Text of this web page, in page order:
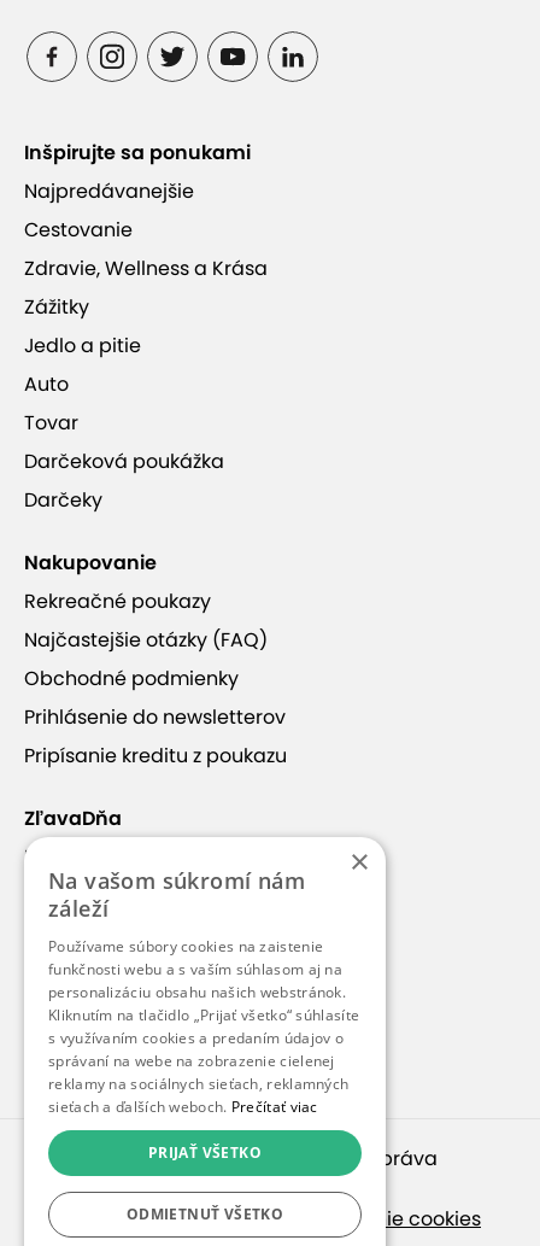
Inšpirujte sa ponukami
Najpredávanejšie
Cestovanie
Zdravie, Wellness a Krása
Zážitky
Jedlo a pitie
Auto
Tovar
Darčeková poukážka
Darčeky
Nakupovanie
Rekreačné poukazy
Najčastejšie otázky (FAQ)
Obchodné podmienky
Prihlásenie do newsletterov
Pripísanie kreditu z poukazu
ZľavaDňa
Náš príbeh
Kontakt
Kariéra
Blog
Pre médiá
Pre partnerov
© 2010 – 2026inspirago s. r. o.
. Všetky práva
vyhradené.
Ochrana osobných údajov| Nastavenie cookies
×
Na vašom súkromí nám
záleží
Používame súbory cookies na zaistenie
funkčnosti webu a s vaším súhlasom aj na
personalizáciu obsahu našich webstránok.
Kliknutím na tlačidlo „Prijať všetko“ súhlasíte
s využívaním cookies a predaním údajov o
správaní na webe na zobrazenie cielenej
reklamy na sociálnych sieťach, reklamných
sieťach a ďalších weboch. Prečítať viac
PRIJAŤ VŠETKO
ODMIETNUŤ VŠETKO